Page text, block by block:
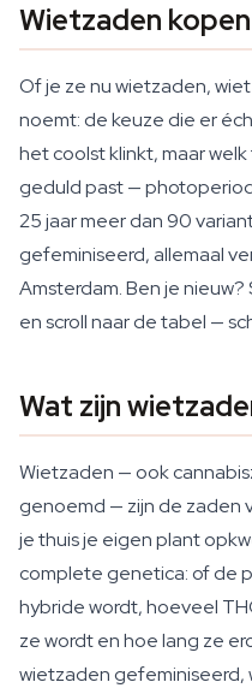
Wietzaden
Of je ze nu wietzaden,
noemt: de keuze die er
het coolst klinkt, maar
geduld past —
25 jaar meer dan 90
gefeminiseerd, allemaal
Amsterdam. Ben je
en scroll naar de tabel —
Wat zijn
Wietzaden — ook
genoemd — zijn de zaden
je thuis je eigen plant
complete genetica: of de
hybride wordt, hoeveel
ze wordt en hoe lang ze
wietzaden gefeminiseerd,